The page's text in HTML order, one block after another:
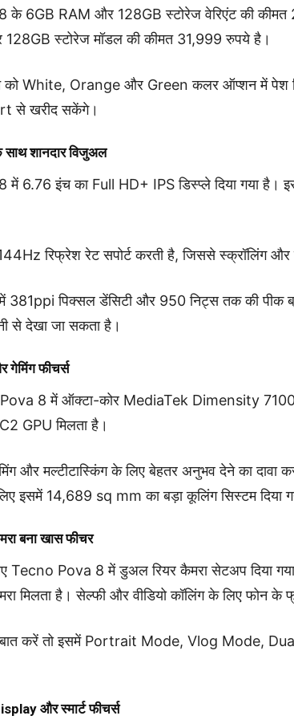
6GB RAM और 128GB स्टोरेज वेरिएंट की कीमत
स्टोरेज मॉडल की कीमत 31,999 रुपये है।
को White, Orange और Green कलर ऑप्शन में पेश
से खरीद सकेंगे।
शानदार विजुअल
6.76 इंच का Full HD+ IPS डिस्प्ले दिया गया है।
रिफ्रेश रेट सपोर्ट करती है, जिससे स्क्रॉलिंग और
381ppi पिक्सल डेंसिटी और 950 निट्स तक की पीक
से देखा जा सकता है।
गेमिंग फीचर्स
Pova 8 में ऑक्टा-कोर MediaTek Dimensity 7100
GPU मिलता है।
और मल्टीटास्किंग के लिए बेहतर अनुभव देने का दावा
इसमें 14,689 sq mm का बड़ा कूलिंग सिस्टम दिया
बना खास फीचर
Tecno Pova 8 में डुअल रियर कैमरा सेटअप दिया
मिलता है। सेल्फी और वीडियो कॉलिंग के लिए फोन के
बात करें तो इसमें Portrait Mode, Vlog Mode,
और स्मार्ट फीचर्स